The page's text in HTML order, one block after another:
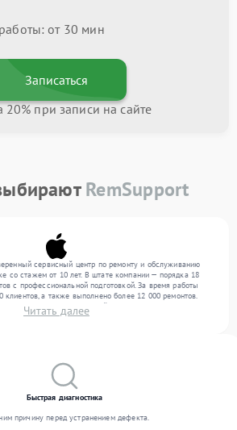
от 30 мин
Записаться
20% при записи на сайте
RemSupport
сервисный центр по ремонту и обслуживанию
со стажем от 10 лет. В штате компании — порядка 18
с профессиональной подготовкой. За время работы
клиентов, а также выполнено более 12 000 ремонтов.
поступает от 300 устройств, включая , , . Мы беремся
и поддерживаем высокий стандарт качества благодаря
Читать далее
Быстрая диагностика
причину перед устранением дефекта.